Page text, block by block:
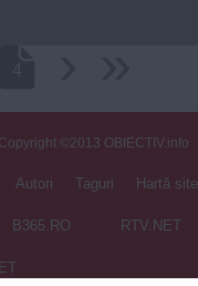
Copyright ©2013 OBIECTIV.info
Autori Taguri Hartă site
B365.RO RTV.NET